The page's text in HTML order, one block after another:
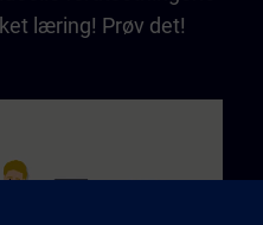
læring! Prøv det!